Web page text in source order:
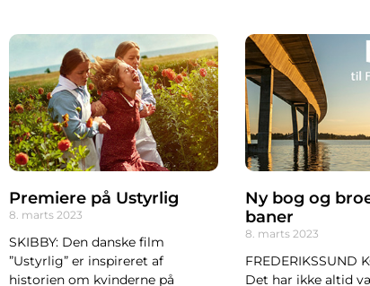
Premiere på Ustyrlig
8. marts 2023
SKIBBY: Den danske film
”Ustyrlig” er inspireret af
historien om kvinderne på
Ny bog og
baner
8. marts 2023
FREDERIKSSUND
Det har ikke altid